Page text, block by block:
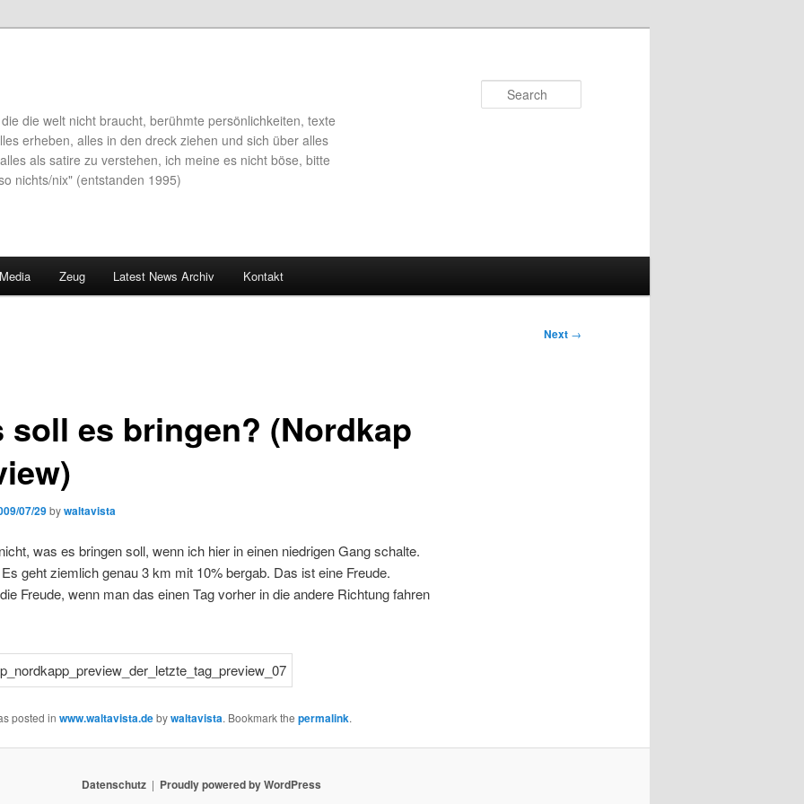
die welt nicht braucht, berühmte persönlichkeiten, texte
erheben, alles in den dreck ziehen und sich über alles
als satire zu verstehen, ich meine es nicht böse, bitte
nichts/nix" (entstanden 1995)
Zeug Latest News Archiv Kontakt
Next →
soll es bringen? (Nordkap
07/29bywaltavista
was es bringen soll, wenn ich hier in einen niedrigen Gang schalte.
geht ziemlich genau 3 km mit 10% bergab. Das ist eine Freude.
Freude, wenn man das einen Tag vorher in die andere Richtung fahren
posted in www.waltavista.debywaltavista. Bookmark the permalink.
Datenschutz Proudly powered by WordPress